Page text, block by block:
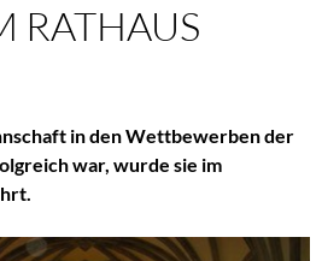
RATHAUS
in den Wettbewerben der
war, wurde sie im